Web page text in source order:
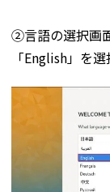
➁言語の選択画
「English」を選